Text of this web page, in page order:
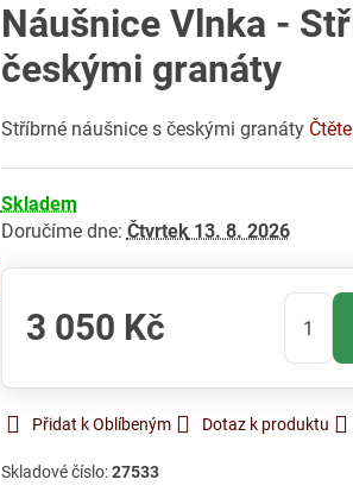
Náušnice Vlnka -
českými granáty
Stříbrné náušnice s českými granáty
Skladem
Doručíme dne: Čtvrtek13. 8. 2026
3 050 Kč
Přidat k Oblíbeným Dotaz k produktu
Skladové číslo:27533